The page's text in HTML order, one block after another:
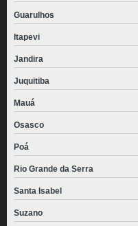
Guarulhos
Itapevi
Jandira
Juquitiba
Mauá
Osasco
Poá
Rio Grande da Serra
Santa Isabel
Suzano